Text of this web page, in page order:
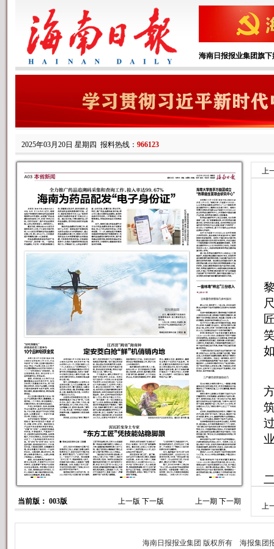
海南日报报业集团旗下
2025年03月20日 星期四 报料热线： 966123
当前版： 003版 上一版 下一版 上一期 下一期
上
上